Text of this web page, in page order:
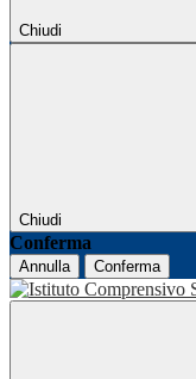
Chiudi
Chiudi
Conferma
Annulla Conferma